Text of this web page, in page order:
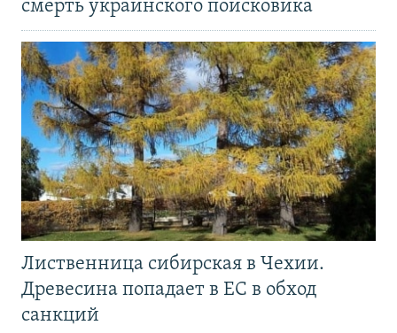
смерть украинского поисковика
Лиственница сибирская в Чехии.
Древесина попадает в ЕС в обход
санкций